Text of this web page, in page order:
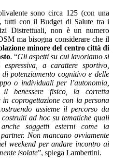
sono circa 125 (con una
tutti con il Budget di Salute tra i
Distrettuali, non è un numero
ma bisogna considerare che il
minore del centro città di
. “Gli aspetti su cui lavoriamo si
a carattere sportivo,
potenziamento cognitivo e delle
o individuali per l’autonomia,
benessere fisico, la corretta
coprogettazione con la persona
assieme il percorso da
ad hoc su tematiche quali
soggetti esterni come la
Non mancano ovviamente
weekend per andare incontro ai
isolate”, spiega Lambertini.